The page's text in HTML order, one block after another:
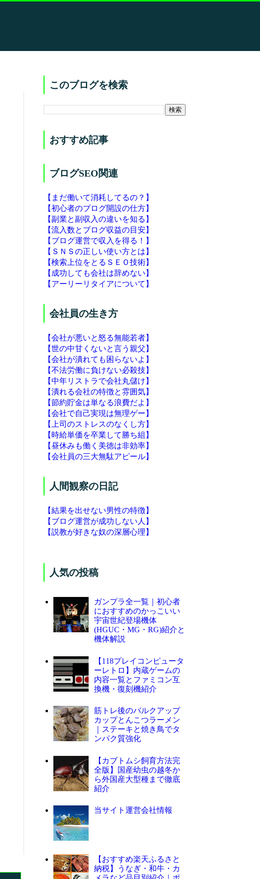
このブログを検索
おすすめ記事
ブログSEO関連
【まだ働いて消耗してるの？】
【初心者のブログ開設の仕方】
【副業と副収入の違いを知る】
【流入数とブログ収益の目安】
【ブログ運営で収入を得る！】
【ＳＮＳの正しい使い方とは】
【検索上位をとるＳＥＯ技術】
【成功しても会社は辞めない】
【アーリーリタイアについて】
会社員の生き方
【会社が悪いと怒る無能若者】
【世の中甘くないと言う親父】
【会社が潰れても困らないよ】
【不法労働に負けない必殺技】
【中年リストラで会社丸儲け】
【潰れる会社の特徴と雰囲気】
【節約貯金は単なる浪費だよ】
【会社で自己実現は無理ゲー】
【上司のストレスのなくし方】
【時給単価を卒業して勝ち組】
【昼休みも働く美徳は非効率】
【会社員の三大無駄アピール】
人間観察の日記
【結果を出せない男性の特徴】
【ブログ運営が成功しない人】
【説教が好きな奴の深層心理】
人気の投稿
ガンプラ全一覧｜初心者
におすすめのかっこいい
宇宙世紀登場機体
(HGUC・MG・RG)紹介と
機体解説
【118プレイコンピュータ
ーレトロ】内蔵ゲームの
内容一覧とファミコン互
換機・復刻機紹介
筋トレ後のバルクアップ
カップとんこつラーメン
｜ステーキと焼き鳥でタ
ンパク質強化
【カブトムシ飼育方法完
全版】国産幼虫の越冬か
ら外国産大型種まで徹底
紹介
当サイト運営会社情報
【おすすめ楽天ふるさと
納税】うなぎ・和牛・カ